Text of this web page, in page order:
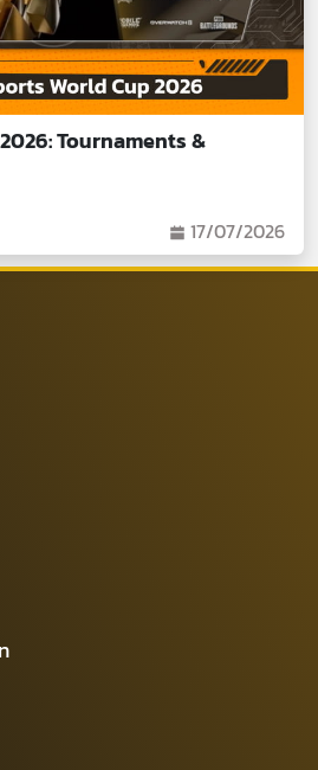
Tournaments &
17/07/2026